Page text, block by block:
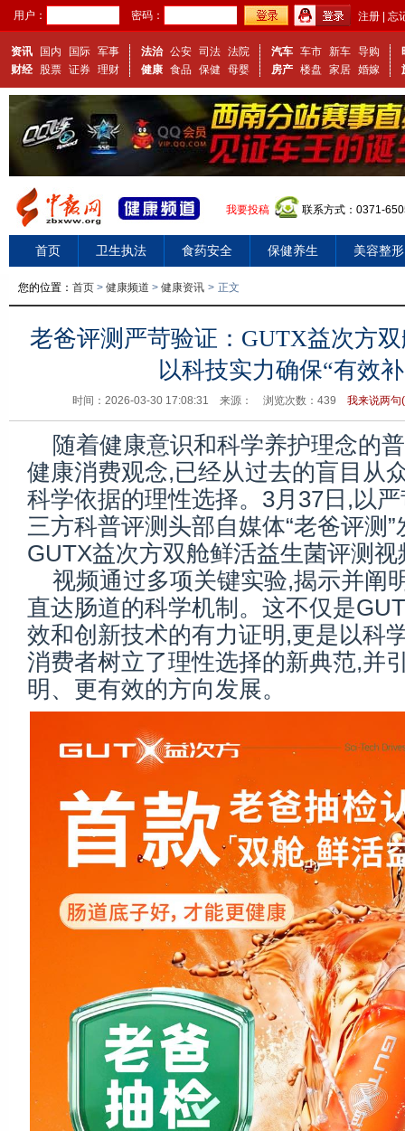
用户： 密码： 注册 忘
资讯 国内 国际 军事
财经
股票 证券 理财
法治 公安 司法 法院
健康 食品 保健 母婴
汽车 车市 新车 导购
房产 楼盘 家居 婚嫁
我要投稿 联系方式：0371-
首页 卫生执法 食药安全 保健养生 美容整形
您的位置： 首页 > 健康频道 > 健康资讯 > 正文
老爸评测严苛验证：GUTX益次方
以科技实力确保“有效
时间：2026-03-30 17:08:31 来源： 浏览次数： 439 我来说两句(
随着健康意识和科学养护理念的
健康消费观念,已经从过去的盲目从
科学依据的理性选择。3月37日,以
三方科普评测头部自媒体“老爸评测
GUTX益次方双舱鲜活益生菌评测视
视频通过多项关键实验,揭示并阐
直达肠道的科学机制。这不仅是
效和创新技术的有力证明,更是以科
消费者树立了理性选择的新典范,并
明、更有效的方向发展。